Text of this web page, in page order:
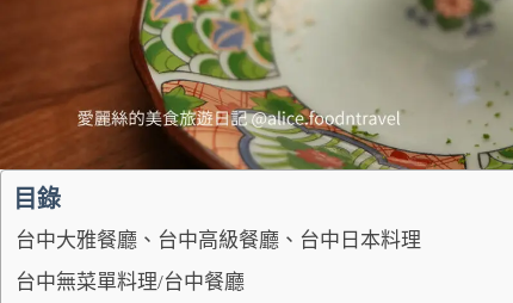
目錄
台中大雅餐廳、台中高級餐廳、台中日本料理
台中無菜單料理/台中餐廳